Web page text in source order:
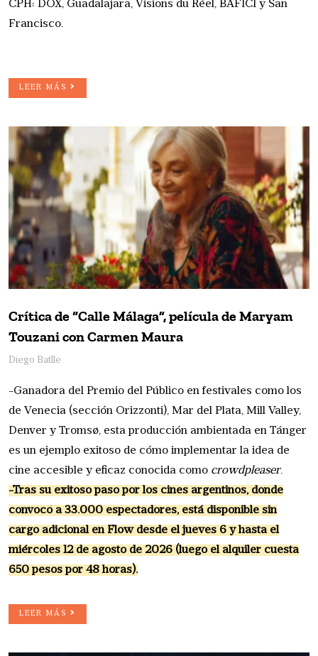
CPH: DOX, Guadalajara, Visions du Réel, BAFICI y San
Francisco.
LEER MÁS
Crítica de “Calle Málaga”, película de Maryam
Touzani con Carmen Maura
Diego Batlle
-Ganadora del Premio del Público en festivales como los
de Venecia (sección Orizzonti), Mar del Plata, Mill Valley,
Denver y Tromsø, esta producción ambientada en Tánger
es un ejemplo exitoso de cómo implementar la idea de
cine accesible y eficaz conocida como crowdpleaser.
-Tras su exitoso paso por los cines argentinos, donde
convocó a 33.000 espectadores, está disponible sin
cargo adicional en Flow desde el jueves 6 y hasta el
miércoles 12 de agosto de 2026 (luego el alquiler cuesta
650 pesos por 48 horas).
LEER MÁS